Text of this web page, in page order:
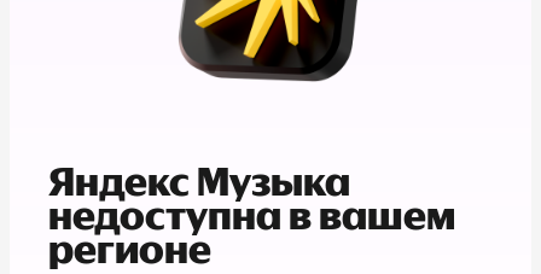
Яндекс Музыка
недоступна в вашем
регионе